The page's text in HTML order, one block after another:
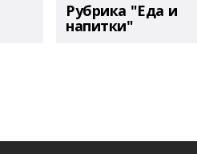
Рубрика "Еда и
напитки"